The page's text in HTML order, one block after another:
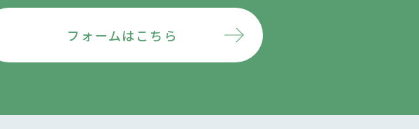
フォームはこちら